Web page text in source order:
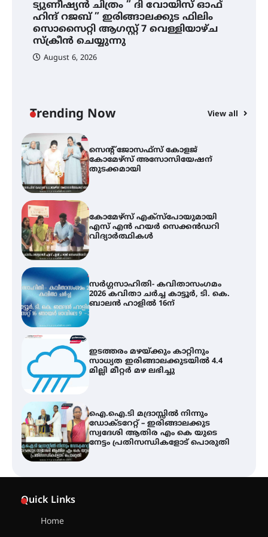
ട്യുണീഷ്യൻ ചിത്രം ” ദി വോയിസ് ഓഫ്
ഹിന്ദ് റജബ് ” ഇരിങ്ങാലക്കുട ഫിലിം
സൊസൈറ്റി ആഗസ്റ്റ് 7 വെള്ളിയാഴ്ച
സ്‌ക്രീൻ ചെയ്യുന്നു
August 6, 2026
Trending Now View all
ട്യുണീഷ്യൻ ചിത്രം ” ദി വോയിസ്
ഓഫ് ഹിന്ദ് റജബ് ” ഇരിങ്ങാലക്കുട
ഫിലിം സൊസൈറ്റി ആഗസ്റ്റ് 7
വെള്ളിയാഴ്ച സ്‌ക്രീൻ ചെയ്യുന്നു
കോമേഴ്സ് എക്സ്പോയുമായി
എസ് എൻ ഹയർ സെക്കൻഡറി
വിദ്യാർത്ഥികൾ
സർഗ്ഗസാഹിതി- കവിതാസംഗമം
2026 കവിതാ ചർച്ച കാട്ടൂർ, ടി. കെ.
ബാലൻ ഹാളിൽ 16ന്
ഇടത്തരം മഴയ്ക്കും കാറ്റിനും
സാധ്യത ഇരിങ്ങാലക്കുടയിൽ 4.4
മില്ലി മീറ്റർ മഴ ലഭിച്ചു
ഐ.ഐ.ടി മദ്രാസ്സിൽ നിന്നും
ഡോക്ടറേറ്റ് – ഇരിങ്ങാലക്കുട
സ്വദേശി ആതിര എം കെ യുടെ
നേട്ടം പ്രതിസന്ധികളോട് പൊരുതി
ട്യുണീഷ്യൻ ചിത്രം ” ദി വോയിസ്
ഓഫ് ഹിന്ദ് റജബ് ” ഇരിങ്ങാലക്കുട
ഫിലിം സൊസൈറ്റി ആഗസ്റ്റ് 7
വെള്ളിയാഴ്ച സ്‌ക്രീൻ ചെയ്യുന്നു
Quick Links
Home